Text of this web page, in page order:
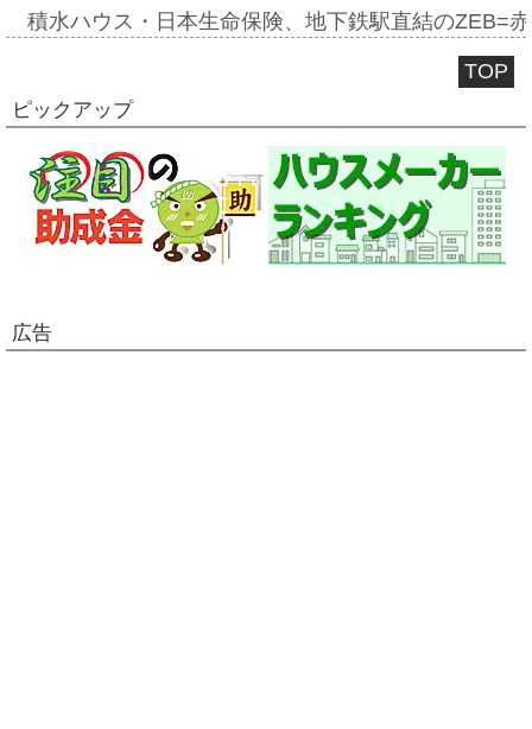
積水ハウス・日本生命保険、地下鉄駅直結のZEB=
TOP
ピックアップ
広告